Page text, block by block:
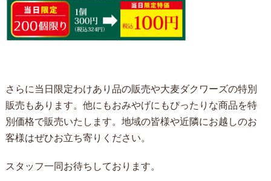
さらに当日限定わけあり品の販売や大麦ダクワーズの特別
販売もあります。他にもおみやげにもぴったりな商品を特
別価格で販売いたします。地域の皆様や近隣にお越しのお
客様はぜひお立ち寄りください。
スタッフ一同お待ちしております。